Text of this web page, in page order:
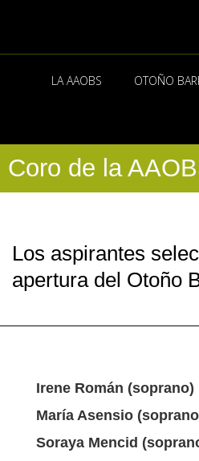
contenido
LA AAOBS OTOÑO
Coro de la
Los aspirantes
apertura del Otoño
Irene Román (soprano)
María Asensio
Soraya Mencid